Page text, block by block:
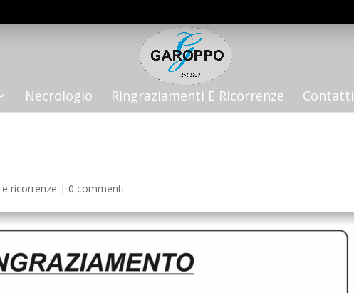
Necrologio Ringraziamenti E Ricorrenze Contatti
ricorrenze | 0 commenti